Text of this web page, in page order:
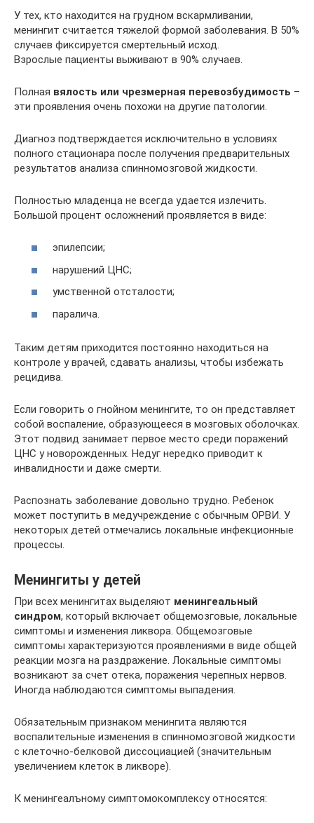
У тех, кто находится на грудном вскармливании,
менингит считается тяжелой формой заболевания. В 50%
случаев фиксируется смертельный исход.
Взрослые пациенты выживают в 90% случаев.
Полная вялость или чрезмерная перевозбудимость –
эти проявления очень похожи на другие патологии.
Диагноз подтверждается исключительно в условиях
полного стационара после получения предварительных
результатов анализа спинномозговой жидкости.
Полностью младенца не всегда удается излечить.
Большой процент осложнений проявляется в виде:
эпилепсии;
нарушений ЦНС;
умственной отсталости;
паралича.
Таким детям приходится постоянно находиться на
контроле у врачей, сдавать анализы, чтобы избежать
рецидива.
Если говорить о гнойном менингите, то он представляет
собой воспаление, образующееся в мозговых оболочках.
Этот подвид занимает первое место среди поражений
ЦНС у новорожденных. Недуг нередко приводит к
инвалидности и даже смерти.
Распознать заболевание довольно трудно. Ребенок
может поступить в медучреждение с обычным ОРВИ. У
некоторых детей отмечались локальные инфекционные
процессы.
Менингиты у детей
При всех менингитах выделяют менингеальный
синдром, который включает общемозговые, локальные
симптомы и изменения ликвора. Общемозговые
симптомы характеризуются проявлениями в виде общей
реакции мозга на раздражение. Локальные симптомы
возникают за счет отека, поражения черепных нервов.
Иногда наблюдаются симптомы выпадения.
Обязательным признаком менингита являются
воспалительные изменения в спинномозговой жидкости
с клеточно-белковой диссоциацией (значительным
увеличением клеток в ликворе).
К менингеалъному симптомокомплексу относятся: